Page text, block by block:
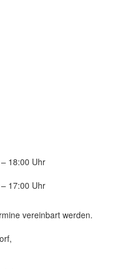
18:00 Uhr
17:00 Uhr
vereinbart werden.